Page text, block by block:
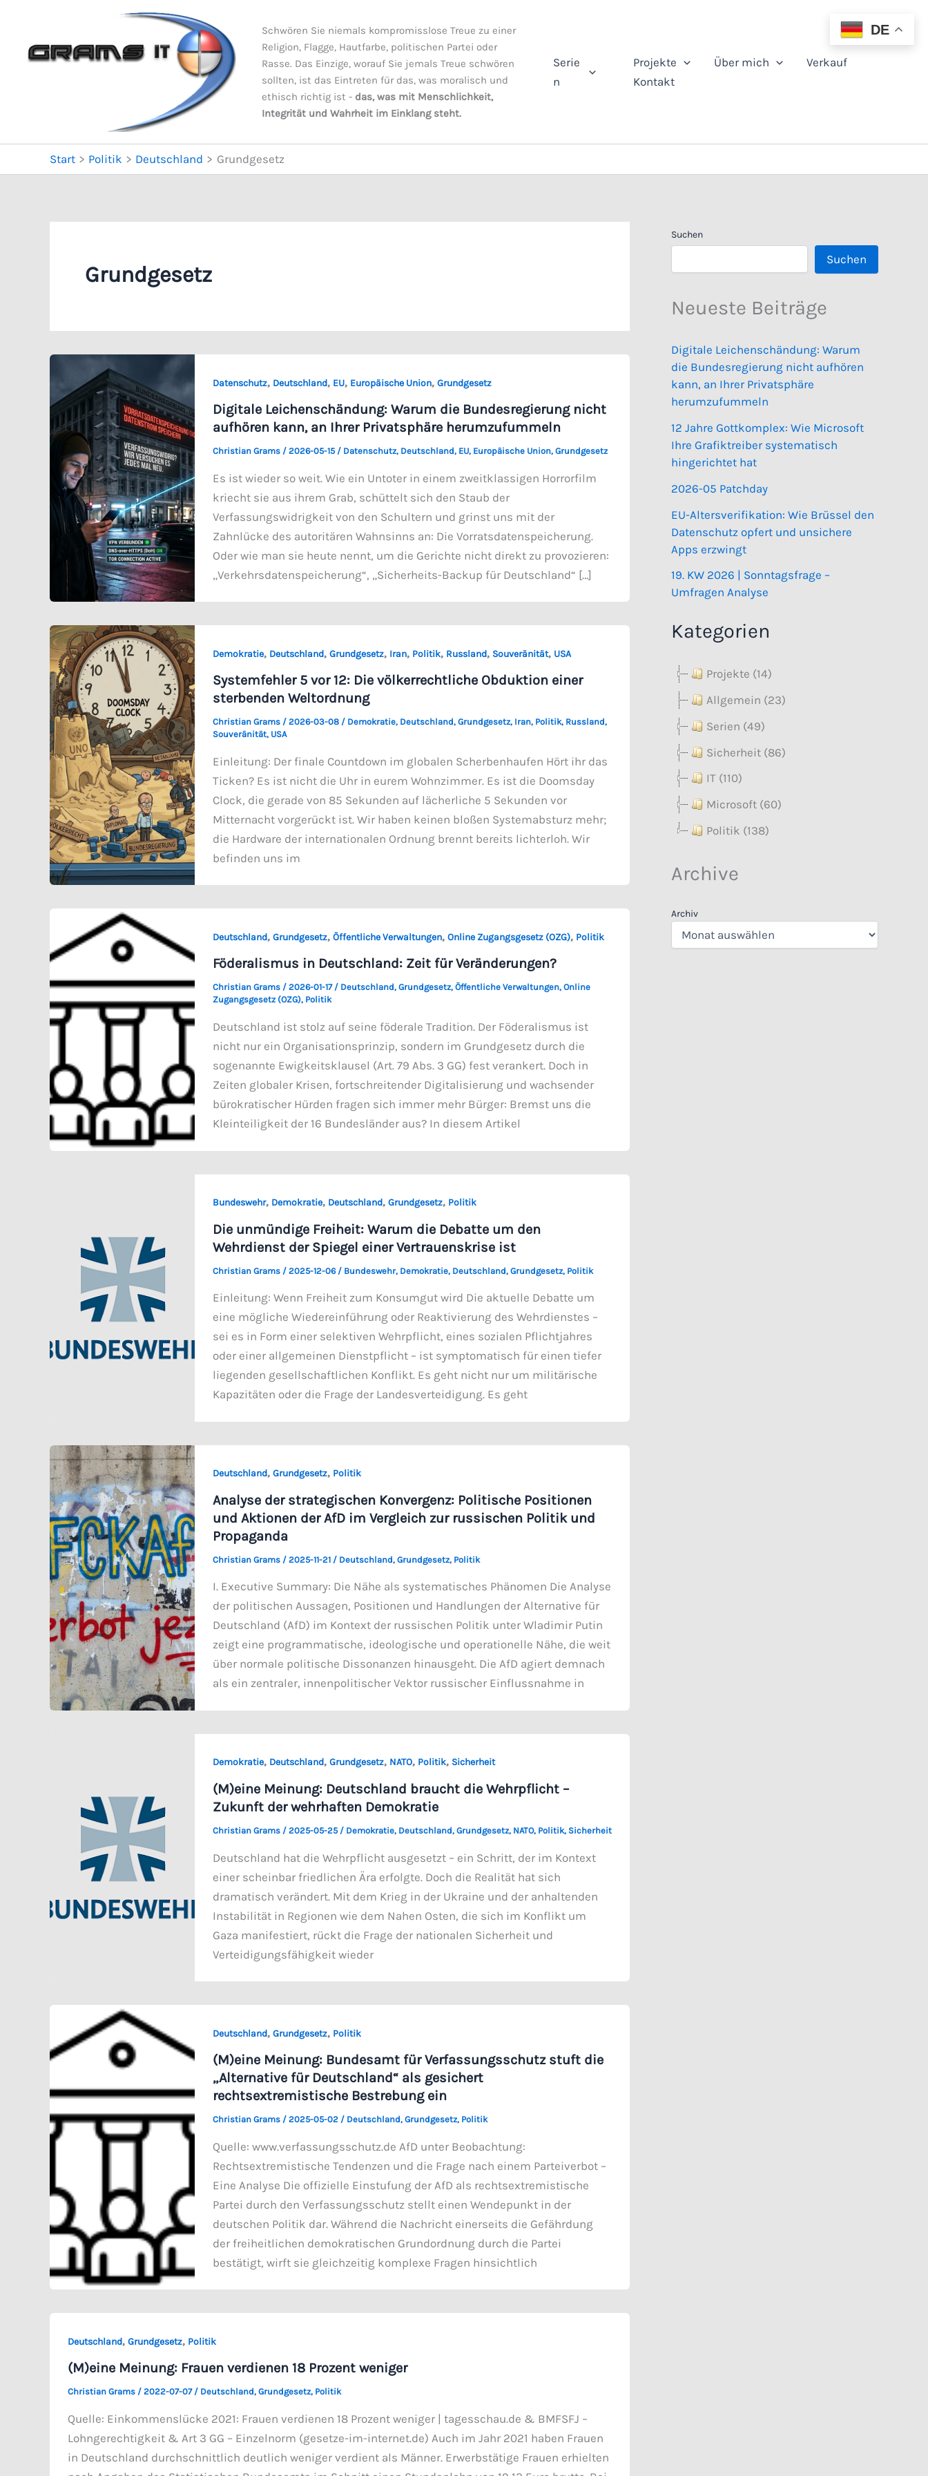
springen
Schwören Sie niemals kompromisslose Treue zu einer
Religion, Flagge, Hautfarbe, politischen Partei oder
Rasse. Das Einzige, worauf Sie jemals Treue schwören
sollten, ist das Eintreten für das, was moralisch und
ethisch richtig ist - das, was mit Menschlichkeit,
Integrität und Wahrheit im Einklang steht.
Serie
n
Projekte Über mich
Verkauf
Kontakt
Start Politik Deutschland Grundgesetz
Grundgesetz
Datenschutz, Deutschland, EU, Europäische Union, Grundgesetz
Digitale Leichenschändung: Warum die Bundesregierung nicht
aufhören kann, an Ihrer Privatsphäre herumzufummeln
Christian Grams / 2026-05-15 / Datenschutz, Deutschland, EU, Europäische Union, Grundgesetz
Es ist wieder so weit. Wie ein Untoter in einem zweitklassigen Horrorfilm
kriecht sie aus ihrem Grab, schüttelt sich den Staub der
Verfassungswidrigkeit von den Schultern und grinst uns mit der
Zahnlücke des autoritären Wahnsinns an: Die Vorratsdatenspeicherung.
Oder wie man sie heute nennt, um die Gerichte nicht direkt zu provozieren:
„Verkehrsdatenspeicherung“, „Sicherheits-Backup für Deutschland“ […]
Demokratie, Deutschland, Grundgesetz, Iran, Politik, Russland, Souveränität, USA
Systemfehler 5 vor 12: Die völkerrechtliche Obduktion einer
sterbenden Weltordnung
Christian Grams / 2026-03-08 / Demokratie, Deutschland, Grundgesetz, Iran, Politik, Russland,
Souveränität, USA
Einleitung: Der finale Countdown im globalen Scherbenhaufen Hört ihr das
Ticken? Es ist nicht die Uhr in eurem Wohnzimmer. Es ist die Doomsday
Clock, die gerade von 85 Sekunden auf lächerliche 5 Sekunden vor
Mitternacht vorgerückt ist. Wir haben keinen bloßen Systemabsturz mehr;
die Hardware der internationalen Ordnung brennt bereits lichterloh. Wir
befinden uns im
Deutschland, Grundgesetz, Öffentliche Verwaltungen, Online Zugangsgesetz (OZG), Politik
Föderalismus in Deutschland: Zeit für Veränderungen?
Christian Grams / 2026-01-17 / Deutschland, Grundgesetz, Öffentliche Verwaltungen, Online
Zugangsgesetz (OZG), Politik
Deutschland ist stolz auf seine föderale Tradition. Der Föderalismus ist
nicht nur ein Organisationsprinzip, sondern im Grundgesetz durch die
sogenannte Ewigkeitsklausel (Art. 79 Abs. 3 GG) fest verankert. Doch in
Zeiten globaler Krisen, fortschreitender Digitalisierung und wachsender
bürokratischer Hürden fragen sich immer mehr Bürger: Bremst uns die
Kleinteiligkeit der 16 Bundesländer aus? In diesem Artikel
Bundeswehr, Demokratie, Deutschland, Grundgesetz, Politik
Die unmündige Freiheit: Warum die Debatte um den
Wehrdienst der Spiegel einer Vertrauenskrise ist
Christian Grams / 2025-12-06 / Bundeswehr, Demokratie, Deutschland, Grundgesetz, Politik
Einleitung: Wenn Freiheit zum Konsumgut wird Die aktuelle Debatte um
eine mögliche Wiedereinführung oder Reaktivierung des Wehrdienstes –
sei es in Form einer selektiven Wehrpflicht, eines sozialen Pflichtjahres
oder einer allgemeinen Dienstpflicht – ist symptomatisch für einen tiefer
liegenden gesellschaftlichen Konflikt. Es geht nicht nur um militärische
Kapazitäten oder die Frage der Landesverteidigung. Es geht
Deutschland, Grundgesetz, Politik
Analyse der strategischen Konvergenz: Politische Positionen
und Aktionen der AfD im Vergleich zur russischen Politik und
Propaganda
Christian Grams / 2025-11-21 / Deutschland, Grundgesetz, Politik
I. Executive Summary: Die Nähe als systematisches Phänomen Die Analyse
der politischen Aussagen, Positionen und Handlungen der Alternative für
Deutschland (AfD) im Kontext der russischen Politik unter Wladimir Putin
zeigt eine programmatische, ideologische und operationelle Nähe, die weit
über normale politische Dissonanzen hinausgeht. Die AfD agiert demnach
als ein zentraler, innenpolitischer Vektor russischer Einflussnahme in
Demokratie, Deutschland, Grundgesetz, NATO, Politik, Sicherheit
(M)eine Meinung: Deutschland braucht die Wehrpflicht –
Zukunft der wehrhaften Demokratie
Christian Grams / 2025-05-25 / Demokratie, Deutschland, Grundgesetz, NATO, Politik, Sicherheit
Deutschland hat die Wehrpflicht ausgesetzt – ein Schritt, der im Kontext
einer scheinbar friedlichen Ära erfolgte. Doch die Realität hat sich
dramatisch verändert. Mit dem Krieg in der Ukraine und der anhaltenden
Instabilität in Regionen wie dem Nahen Osten, die sich im Konflikt um
Gaza manifestiert, rückt die Frage der nationalen Sicherheit und
Verteidigungsfähigkeit wieder
Deutschland, Grundgesetz, Politik
(M)eine Meinung: Bundesamt für Verfassungsschutz stuft die
„Alternative für Deutschland“ als gesichert
rechtsextremistische Bestrebung ein
Christian Grams / 2025-05-02 / Deutschland, Grundgesetz, Politik
Quelle: www.verfassungsschutz.de AfD unter Beobachtung:
Rechtsextremistische Tendenzen und die Frage nach einem Parteiverbot –
Eine Analyse Die offizielle Einstufung der AfD als rechtsextremistische
Partei durch den Verfassungsschutz stellt einen Wendepunkt in der
deutschen Politik dar. Während die Nachricht einerseits die Gefährdung
der freiheitlichen demokratischen Grundordnung durch die Partei
bestätigt, wirft sie gleichzeitig komplexe Fragen hinsichtlich
Deutschland, Grundgesetz, Politik
(M)eine Meinung: Frauen verdienen 18 Prozent weniger
Christian Grams / 2022-07-07 / Deutschland, Grundgesetz, Politik
Quelle: Einkommenslücke 2021: Frauen verdienen 18 Prozent weniger | tagesschau.de & BMFSFJ –
Lohngerechtigkeit & Art 3 GG – Einzelnorm (gesetze-im-internet.de) Auch im Jahr 2021 haben Frauen
in Deutschland durchschnittlich deutlich weniger verdient als Männer. Erwerbstätige Frauen erhielten
Suchen
Suchen
Neueste Beiträge
Digitale Leichenschändung: Warum
die Bundesregierung nicht aufhören
kann, an Ihrer Privatsphäre
herumzufummeln
12 Jahre Gottkomplex: Wie Microsoft
Ihre Grafiktreiber systematisch
hingerichtet hat
2026-05 Patchday
EU-Altersverifikation: Wie Brüssel den
Datenschutz opfert und unsichere
Apps erzwingt
19. KW 2026 | Sonntagsfrage –
Umfragen Analyse
Kategorien
Projekte (14)
Allgemein (23)
Serien (49)
Sicherheit (86)
IT (110)
Microsoft (60)
Politik (138)
Archive
Archiv
DE